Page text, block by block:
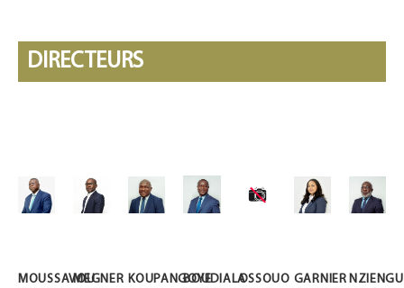
DIRECTEURS
MOUSSAVOUMEGNER KOUPANGOYEBOUDIALAOSSOUO GARNIER